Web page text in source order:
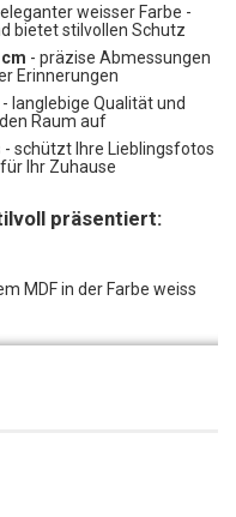
weisser Farbe -
bietet stilvollen Schutz
- präzise Abmessungen
Erinnerungen
- langlebige Qualität und
Raum auf
- schützt Ihre Lieblingsfotos
Ihr Zuhause
präsentiert:
MDF in der Farbe weiss